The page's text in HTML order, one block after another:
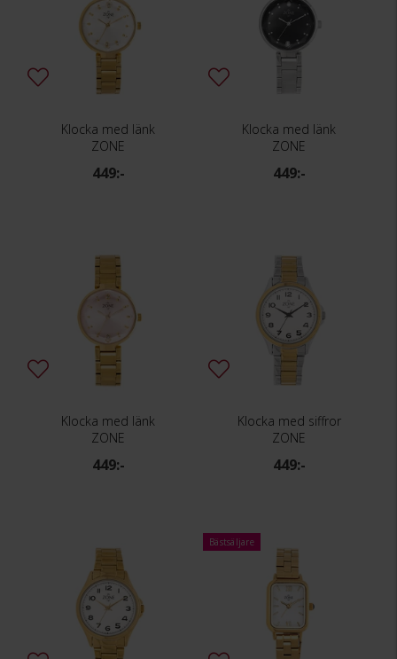
Klocka med länk
ZONE
449:-
Klocka med länk
ZONE
449:-
Klocka med länk
ZONE
449:-
Klocka med siffror
ZONE
449:-
Bästsäljare